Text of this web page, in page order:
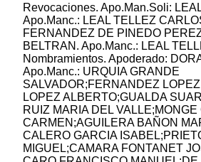
Revocaciones. Apo.Man.Soli:
Apo.Manc.: LEAL TELLEZ
FERNANDEZ DE PINEDO
BELTRAN. Apo.Manc.: LEAL
Nombramientos. Apoderado:
Apo.Manc.: URQUIA GRANDE
SALVADOR;FERNANDEZ
LOPEZ ALBERTO;GUALDA
RUIZ MARIA DEL VALLE;MONGE
CARMEN;AGUILERA BAÑON
CALERO GARCIA
MIGUEL;CAMARA FONTANET